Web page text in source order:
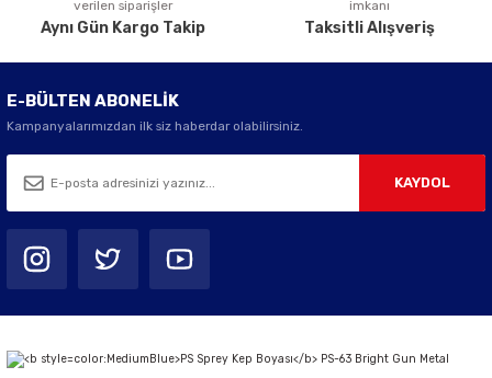
verilen siparişler
Aynı Gün Kargo Takip
imkanı
Taksitli Alışveriş
E-BÜLTEN ABONELİK
Kampanyalarımızdan ilk siz haberdar olabilirsiniz.
KAYDOL